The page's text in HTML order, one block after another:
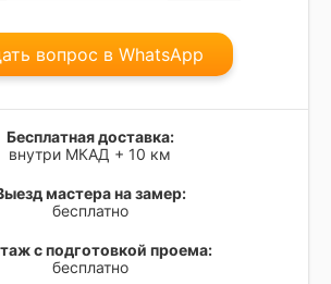
вопрос в WhatsApp
Бесплатная доставка:
внутри МКАД + 10 км
мастера на замер:
бесплатно
с подготовкой проема:
бесплатно